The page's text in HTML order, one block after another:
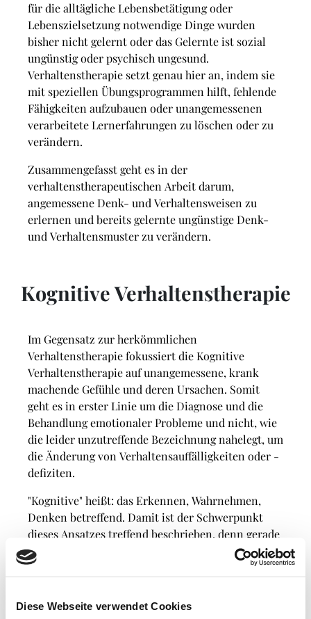
Diese Webseite verwendet Cookies
für die alltägliche Lebensbetätigung oder
Lebenszielsetzung notwendige Dinge wurden
bisher nicht gelernt oder das Gelernte ist sozial
ungünstig oder psychisch ungesund.
Verhaltenstherapie setzt genau hier an, indem sie
mit speziellen Übungsprogrammen hilft, fehlende
Fähigkeiten aufzubauen oder unangemessenen
verarbeitete Lernerfahrungen zu löschen oder zu
verändern.
Zusammengefasst geht es in der
verhaltenstherapeutischen Arbeit darum,
angemessene Denk- und Verhaltensweisen zu
erlernen und bereits gelernte ungünstige Denk-
und Verhaltensmuster zu verändern.
Kognitive Verhaltenstherapie
Im Gegensatz zur herkömmlichen
Verhaltenstherapie fokussiert die Kognitive
Verhaltenstherapie auf unangemessene, krank
machende Gefühle und deren Ursachen. Somit
geht es in erster Linie um die Diagnose und die
Behandlung emotionaler Probleme und nicht, wie
die leider unzutreffende Bezeichnung nahelegt, um
die Änderung von Verhaltensauffälligkeiten oder -
defiziten.
"Kognitive" heißt: das Erkennen, Wahrnehmen,
Denken betreffend. Damit ist der Schwerpunkt
dieses Ansatzes treffend beschrieben, denn gerade
die Art und Weise unseres Denkens, unsere
Normensysteme und Wertmaßstäbe einerseits und
sind in der Kognitiven-Verhaltenstherapie